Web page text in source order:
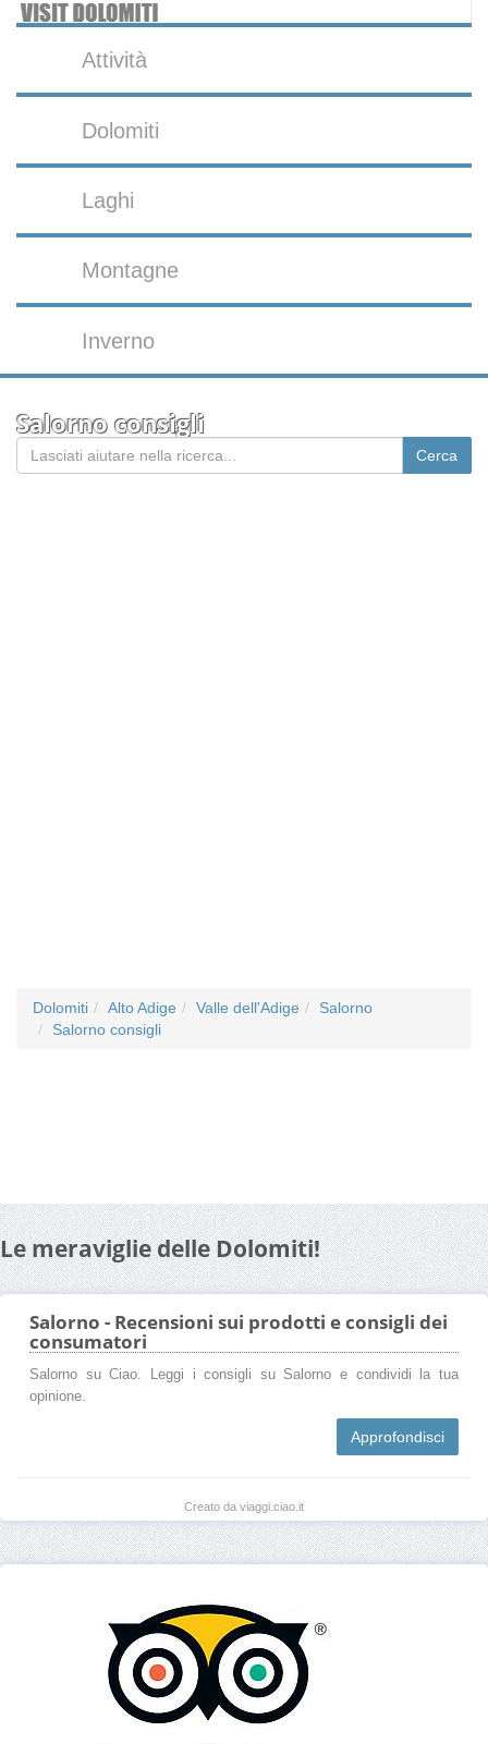
Attività
Dolomiti
Laghi
Montagne
Inverno
Salorno consigli
Dolomiti Alto Adige Valle dell'Adige
Salorno
Salorno consigli
Le meraviglie delle Dolomiti!
Salorno - Recensioni sui prodotti e consigli dei
consumatori
Salorno su Ciao. Leggi i consigli su Salorno e condividi la tua
opinione.
Approfondisci
Creato da viaggi.ciao.it